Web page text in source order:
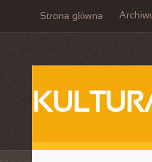
Strona główna